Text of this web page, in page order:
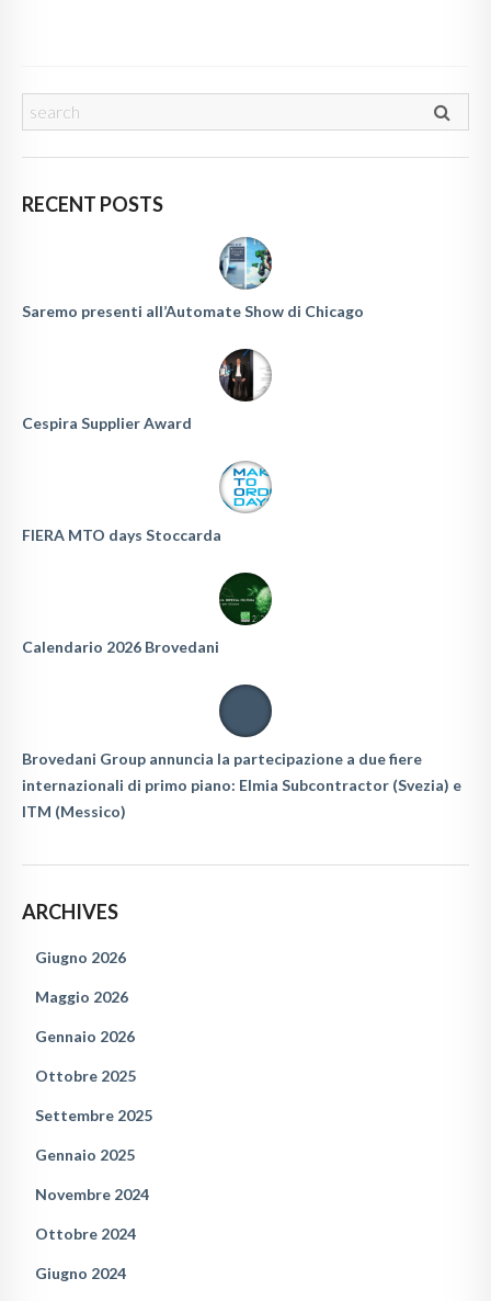
RECENT POSTS
Saremo presenti all’Automate Show di Chicago
Cespira Supplier Award
FIERA MTO days Stoccarda
Calendario 2026 Brovedani
Brovedani Group annuncia la partecipazione a due fiere
internazionali di primo piano: Elmia Subcontractor (Svezia) e
ITM (Messico)
ARCHIVES
Giugno 2026
Maggio 2026
Gennaio 2026
Ottobre 2025
Settembre 2025
Gennaio 2025
Novembre 2024
Ottobre 2024
Giugno 2024